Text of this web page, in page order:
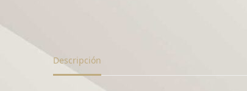
Descripción